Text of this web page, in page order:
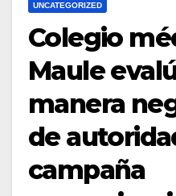
UNCATEGORIZED
Colegio
Maule
manera
de
campaña